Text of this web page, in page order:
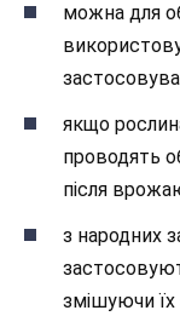
можна для
якщо
проводять
після
з народних
змішуючи